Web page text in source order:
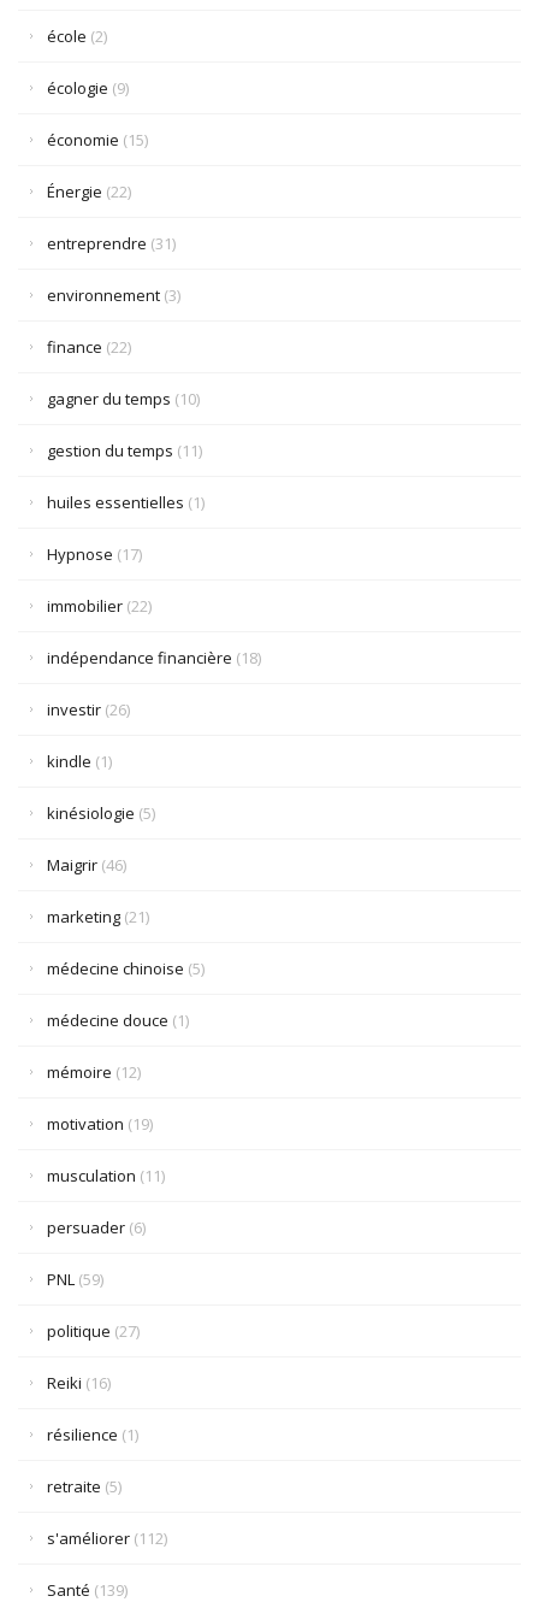
école (2)
écologie (9)
économie (15)
Énergie (22)
entreprendre (31)
environnement (3)
finance (22)
gagner du temps (10)
gestion du temps (11)
huiles essentielles (1)
Hypnose (17)
immobilier (22)
indépendance financière (18)
investir (26)
kindle (1)
kinésiologie (5)
Maigrir (46)
marketing (21)
médecine chinoise (5)
médecine douce (1)
mémoire (12)
motivation (19)
musculation (11)
persuader (6)
PNL (59)
politique (27)
Reiki (16)
résilience (1)
retraite (5)
s'améliorer (112)
Santé (139)